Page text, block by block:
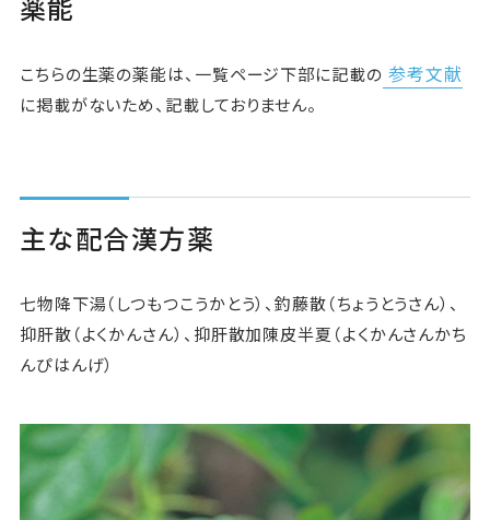
こちらの生薬の薬能は、一覧ページ下部に記載の 参考文献
に掲載がないため、記載しておりません。
主な配合漢方薬
七物降下湯（しつもつこうかとう）、釣藤散（ちょうとうさん）、
抑肝散（よくかんさん）、抑肝散加陳皮半夏（よくかんさんかち
んぴはんげ）